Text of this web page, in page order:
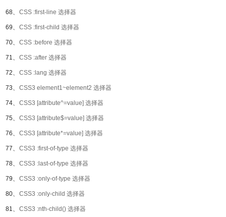
68、 CSS :first-line 选择器
69、 CSS :first-child 选择器
70、 CSS :before 选择器
71、 CSS :after 选择器
72、 CSS :lang 选择器
73、 CSS3 element1~element2 选择器
74、 CSS3 [attribute^=value] 选择器
75、 CSS3 [attribute$=value] 选择器
76、 CSS3 [attribute*=value] 选择器
77、 CSS3 :first-of-type 选择器
78、 CSS3 :last-of-type 选择器
79、 CSS3 :only-of-type 选择器
80、 CSS3 :only-child 选择器
81、 CSS3 :nth-child() 选择器